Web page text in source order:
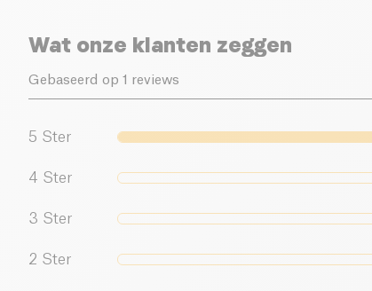
Wat onze klanten zeggen
Gebaseerd op 1 reviews
5 Ster
4 Ster
3 Ster
2 Ster